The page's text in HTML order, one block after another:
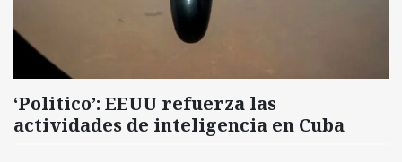
‘Politico’: EEUU refuerza las
actividades de inteligencia en Cuba